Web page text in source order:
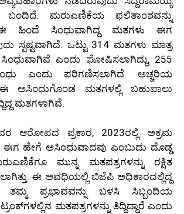
ಮರುಎಣಿಕೆಯ ಫಲಿತಾಂಶವನ್ನು
ಈ ಹಿಂದೆ ಸಿಂಧುವಾಗಿದ್ದ ಮತಗಳು ಈಗ
ಸ್ಪಷ್ಟವಾಗಿದೆ. ಒಟ್ಟು 314 ಮತಗಳು ಮಾತ್ರ
ಎಂದು ಘೋಷಿಸಲಾಗಿದ್ದು, 255
ಎಂದು ಪರಿಗಣಿಸಲಾಗಿದೆ. ಅಚ್ಚರಿಯ
ಮತಗಳಲ್ಲಿ ಬಹುಪಾಲು
ಮತಗಳಾಗಿವೆ.
ಆರೋಪದ ಪ್ರಕಾರ, 2023ರಲ್ಲಿ ಅಕ್ರಮ
ಈಗ ಹೇಗೆ ಅಸಿಂಧುವಾದವು ಎಂಬುದು ದೊಡ್ಡ
ಮುನ್ನ ಮತಪತ್ರಗಳನ್ನು ರಕ್ಷಿತ
ಈ ಅವಧಿಯಲ್ಲಿ ಬಿಜೆಪಿ ಅಧಿಕಾರದಲ್ಲಿದ್ದ
ತಮ್ಮ ಪ್ರಭಾವವನ್ನು ಬಳಸಿ ಸಿಬ್ಬಂದಿಯ
ಮತಪತ್ರಗಳನ್ನು ತಿದ್ದಿದ್ದಾರೆ ಎಂದು